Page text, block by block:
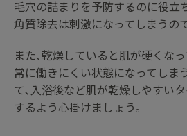
毛穴の詰まりを予防するのに役立
角質除去は刺激になってしまうの
また､乾燥していると肌が硬くな
常に働きにくい状態になってしま
て､入浴後など肌が乾燥しやすい
するよう心掛けましょう｡